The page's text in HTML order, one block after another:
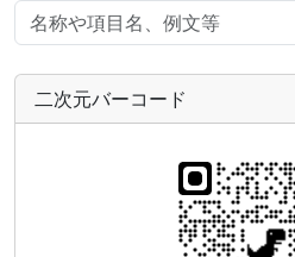
二次元バーコード